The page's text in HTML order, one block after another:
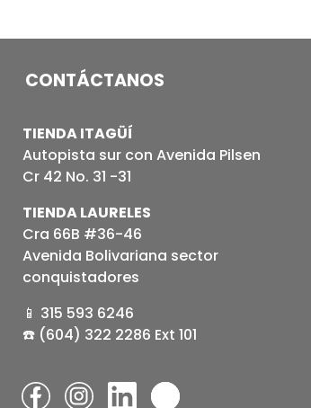
CONTÁCTANOS
TIENDA ITAGÜÍ
Autopista sur con Avenida Pilsen
Cr 42 No. 31 -31
TIENDA LAURELES
Cra 66B #36-46
Avenida Bolivariana sector
conquistadores
📱 315 593 6246
☎️ (604) 322 2286 Ext 101